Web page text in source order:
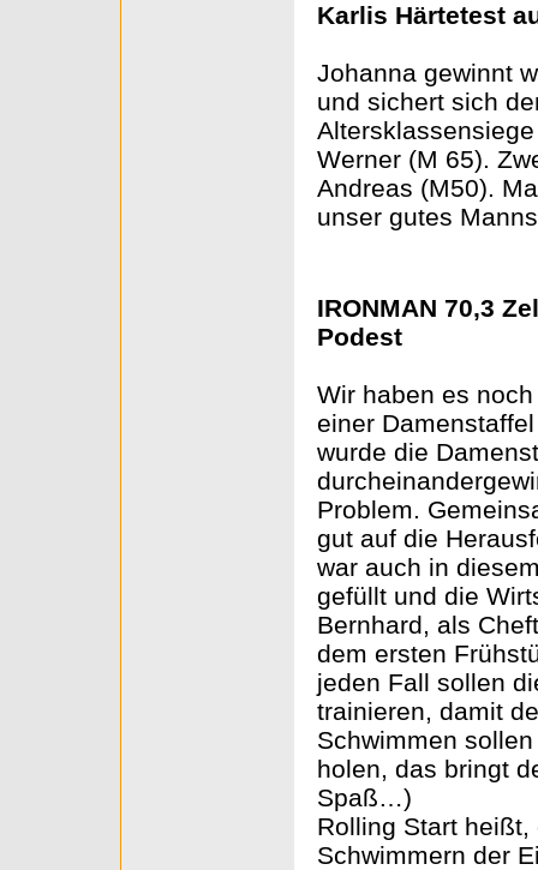
Karlis Härtetest
Johanna gewinnt
und sichert sich
Werner (M 65).
Andreas (M50).
unser gutes
IRONMAN 70,3
Podest
Wir haben es
einer
wurde die
Problem.
gut auf die
war auch in
gefüllt und die
Bernhard, als
dem ersten
jeden Fall sollen
trainieren, damit
Schwimmen
holen, das bringt
Spaß…)
Rolling Start
Schwimmern der